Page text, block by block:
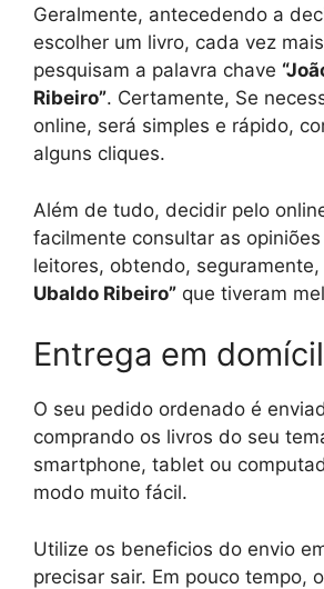
Geralmente, antecedendo a
escolher um livro, cada vez
pesquisam a palavra chave
Ribeiro”. Certamente, Se
online, será simples e rápido,
alguns cliques.
Além de tudo, decidir pelo
facilmente consultar as
leitores, obtendo, seguramente,
Ubaldo Ribeiro” que tiveram
Entrega em
O seu pedido ordenado é
comprando os livros do seu
smartphone, tablet ou
modo muito fácil.
Utilize os beneficios do envio
precisar sair. Em pouco tempo,